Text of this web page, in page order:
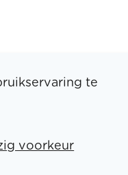
te
voorkeur